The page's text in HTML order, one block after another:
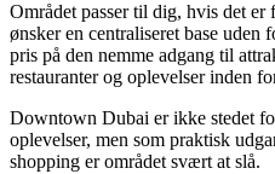
Området passer til dig, hvis det
ønsker en centraliseret base
pris på den nemme adgang til
restauranter og oplevelser inden
Downtown Dubai er ikke stedet
oplevelser, men som praktisk
shopping er området svært at slå.